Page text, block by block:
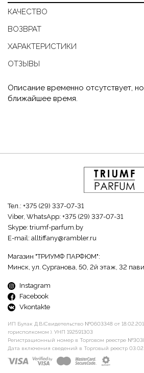
КАЧЕСТВО
ВОЗВРАТ
ХАРАКТЕРИСТИКИ
ОТЗЫВЫ
Описание временно отсутствует,
ближайшее время.
Тел.: +375 (29) 337-07-31
Viber, WhatsApp: +375 (29) 337-07-31
Skype: triumf-parfum.by
E-mail: alltiffany@rambler.ru
Магазин "ТРИУМФ ПАРФЮМ":
Минск, ул. Сурганова, 50, 2й этаж, 32
Instagram
Facebook
Vkontakte
ИП Булак Д.В.(Свидетельство №0603348 от
горисполкомом ). УНП 192591303
Регистрационный номер в Торговом реестре
Дата включения сведений в Торговый реестр